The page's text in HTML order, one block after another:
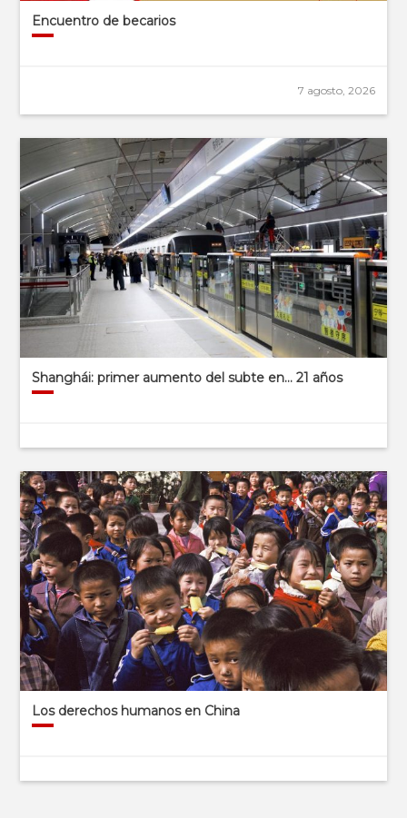
Encuentro de becarios
7 agosto, 2026
Shanghái: primer aumento del subte en… 21 años
Los derechos humanos en China